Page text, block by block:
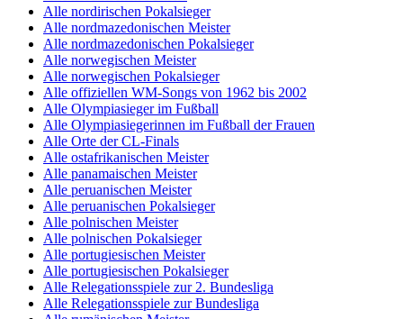
Alle nordirischen Pokalsieger
Alle nordmazedonischen Meister
Alle nordmazedonischen Pokalsieger
Alle norwegischen Meister
Alle norwegischen Pokalsieger
Alle offiziellen WM-Songs von 1962 bis 2002
Alle Olympiasieger im Fußball
Alle Olympiasiegerinnen im Fußball der Frauen
Alle Orte der CL-Finals
Alle ostafrikanischen Meister
Alle panamaischen Meister
Alle peruanischen Meister
Alle peruanischen Pokalsieger
Alle polnischen Meister
Alle polnischen Pokalsieger
Alle portugiesischen Meister
Alle portugiesischen Pokalsieger
Alle Relegationsspiele zur 2. Bundesliga
Alle Relegationsspiele zur Bundesliga